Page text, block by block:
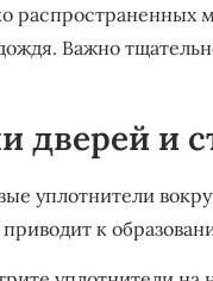
распространенных
Важно
дверей и
уплотнители
к